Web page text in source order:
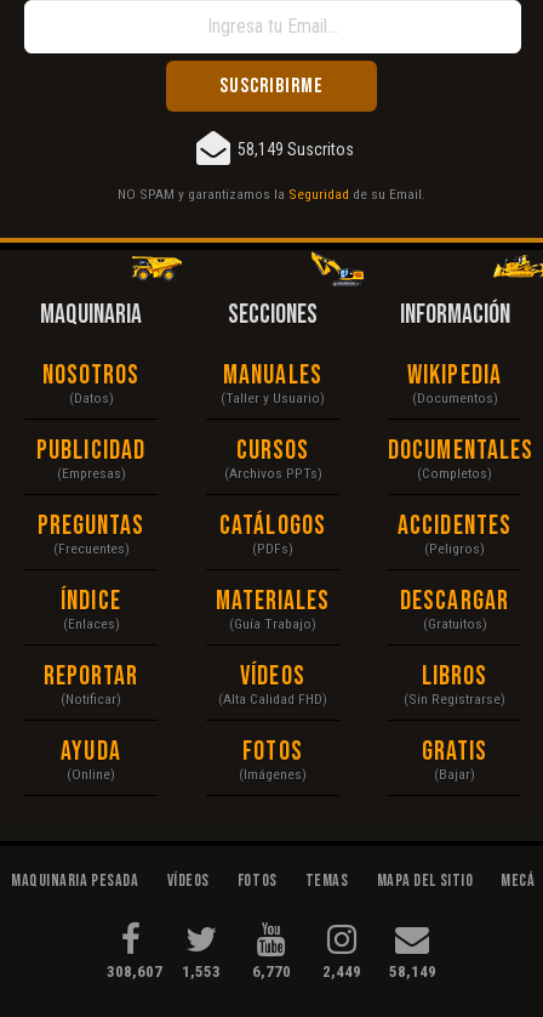
58,149 Suscritos
NO SPAM y garantizamos la Seguridad de su Email.
MAQUINARIA
Nosotros
(Datos)
Publicidad
(Empresas)
Preguntas
(Frecuentes)
Índice
(Enlaces)
Reportar
(Notificar)
Ayuda
(Online)
SECCIONES
Manuales
(Taller y Usuario)
Cursos
(Archivos PPTs)
Catálogos
(PDFs)
Materiales
(Guía Trabajo)
Vídeos
(Alta Calidad FHD)
Fotos
(Imágenes)
INFORMACIÓN
Wikipedia
(Documentos)
Documentales
(Completos)
Accidentes
(Peligros)
Descargar
(Gratuitos)
Libros
(Sin Registrarse)
Gratis
(Bajar)
Maquinaria Pesada Vídeos Fotos Temas Mapa del Sitio
308,607 1,553 6,770 2,449 58,149